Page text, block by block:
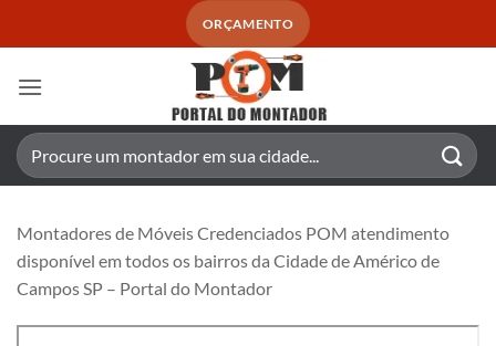
ORÇAMENTO
Pesquisar
por:
Montadores de Móveis Credenciados POM atendimento
disponível em todos os bairros da Cidade de Américo de
Campos SP – Portal do Montador